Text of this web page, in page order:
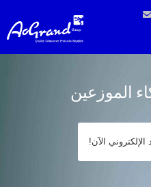
الموزعين
الإلكتروني الآن!